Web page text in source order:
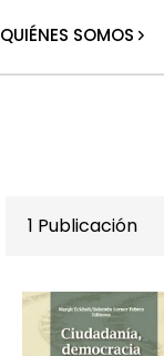
QUIÉNES SOMOS
1 Publicación